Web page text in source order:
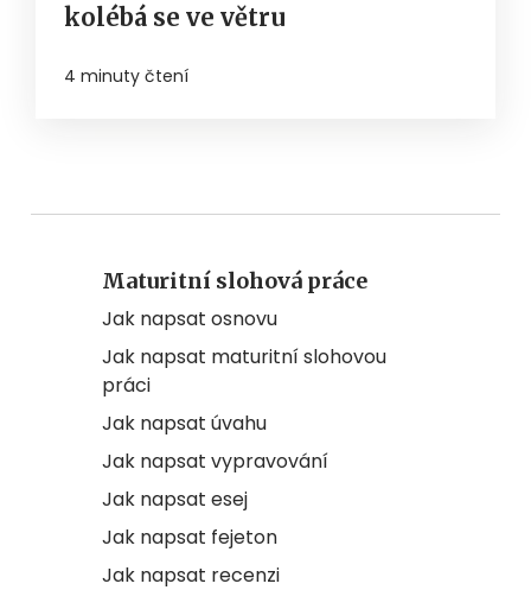
kolébá se ve větru
4 minuty čtení
Maturitní slohová práce
Jak napsat osnovu
Jak napsat maturitní slohovou
práci
Jak napsat úvahu
Jak napsat vypravování
Jak napsat esej
Jak napsat fejeton
Jak napsat recenzi